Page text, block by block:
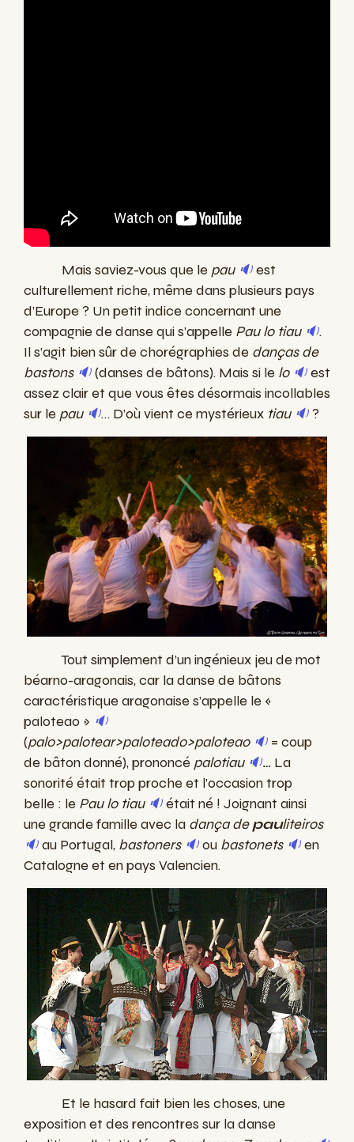
Mais saviez-vous que le pau 🔉est
culturellement riche, même dans plusieurs pays
d’Europe ? Un petit indice concernant une
compagnie de danse qui s’appelle Pau lo tiau 🔉.
Il s’agit bien sûr de chorégraphies de danças de
bastons 🔉(danses de bâtons). Mais si le lo 🔉est
assez clair et que vous êtes désormais incollables
sur le pau 🔉… D’où vient ce mystérieux tiau 🔉?
Tout simplement d’un ingénieux jeu de mot
béarno-aragonais, car la danse de bâtons
caractéristique aragonaise s’appelle le «
paloteao » 🔉
(palo>palotear>paloteado>paloteao 🔉 = coup
de bâton donné), prononcé palotiau 🔉… La
sonorité était trop proche et l’occasion trop
belle : le Pau lo tiau 🔉était né ! Joignant ainsi
une grande famille avec la dança depauliteiros
🔉au Portugal, bastoners 🔉ou bastonets 🔉en
Catalogne et en pays Valencien.
Et le hasard fait bien les choses, une
exposition et des rencontres sur la danse